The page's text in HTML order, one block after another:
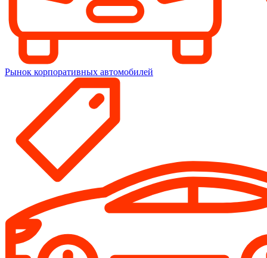
Рынок корпоративных автомобилей